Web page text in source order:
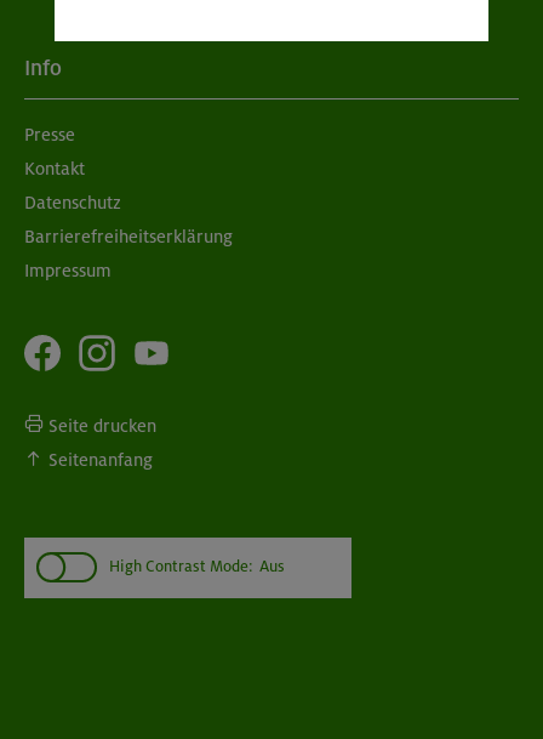
Info
Presse
Kontakt
Datenschutz
Barrierefreiheitserklärung
Impressum
Seite drucken
Seitenanfang
High Contrast Mode: Aus